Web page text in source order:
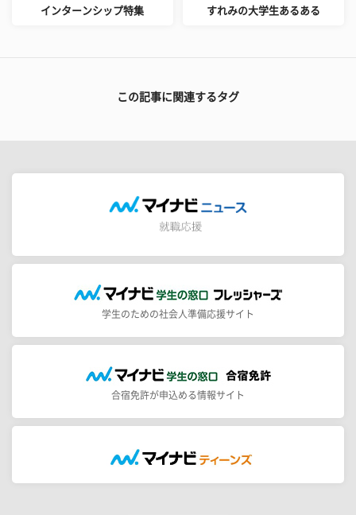
インターンシップ特集 すれみの大学生あるある
この記事に関連するタグ
学生のための社会人準備応援サイト
合宿免許が申込める情報サイト